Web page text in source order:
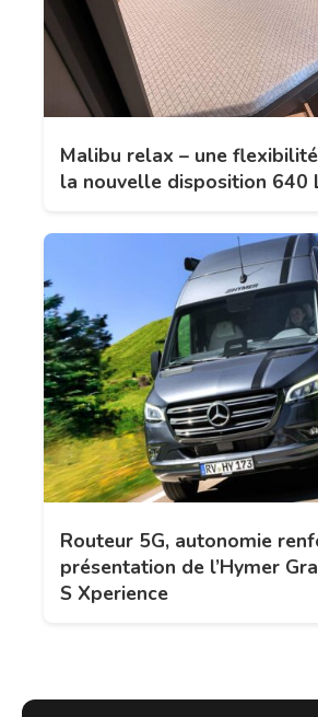
Malibu relax – une
la nouvelle disposition 640
Routeur 5G, autonomie
présentation de l’Hymer
S Xperience